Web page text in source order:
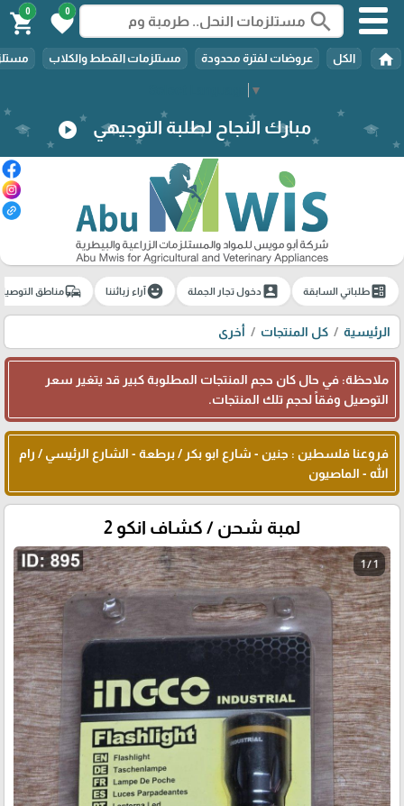
▼
search
0
favorite
0
shopping_cart
home الكل عروضات لفترة محدودة مستلزمات القطط والكلاب
مبارك النجاح لطلبة التوجيهي play_circle
ballotطلباتي السابقة account_boxدخول تجار الجملة emoji_emotionsآراء زبائننا commuteمناطق
الرئيسية كل المنتجات أخرى
ملاحظة: في حال كان حجم المنتجات المطلوبة كبير قد يتغير سعر
التوصيل وفقاً لحجم تلك المنتجات.
فروعنا فلسطين : جنين - شارع ابو بكر / برطعة - الشارع الرئيسي / رام
الله - الماصيون
لمبة شحن / كشاف انكو 2
1 / 1